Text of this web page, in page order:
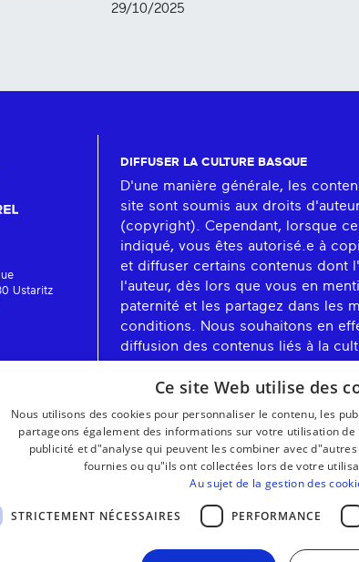
29/10/2025
Ustaritz
DIFFUSER LA CULTURE BASQUE
D'une manière générale, les
site sont soumis aux droits
(copyright). Cependant, lorsque
indiqué, vous êtes autorisé.e à
et diffuser certains contenus dont
l'auteur, dès lors que vous en
paternité et les partagez dans les
conditions. Nous souhaitons en
diffusion des contenus liés à la
En savoir plus
Ce site Web utilise des
Nous utilisons des cookies pour personnaliser le contenu, les
partageons également des informations sur votre utilisation
publicité et d"analyse qui peuvent les combiner avec
fournies ou qu"ils ont collectées lors de votre
Au sujet de la gestion des
STRICTEMENT NÉCESSAIRES PERFORMANCE